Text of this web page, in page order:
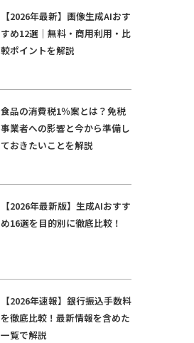
【2026年最新】画像生成AIおす
すめ12選｜無料・商用利用・比
較ポイントを解説
食品の消費税1％案とは？免税
事業者への影響と今から準備し
ておきたいことを解説
【2026年最新版】生成AIおすす
め16選を目的別に徹底比較！
【2026年速報】銀行振込手数料
を徹底比較！最新情報を含めた
一覧で解説